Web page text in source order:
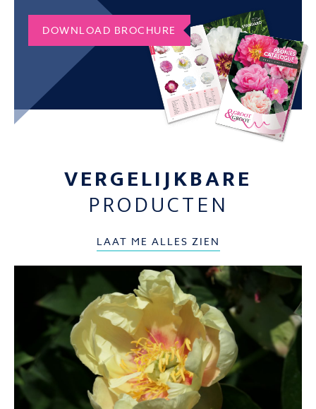
DOWNLOAD BROCHURE
VERGELIJKBARE
PRODUCTEN
LAAT ME ALLES ZIEN